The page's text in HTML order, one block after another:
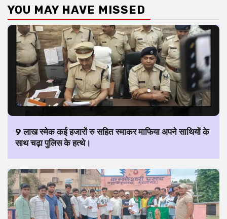
YOU MAY HAVE MISSED
9 लाख स्मेक कई हजारों रु सहित स्माकर माफिया अपने साथियों के
साथ चढ़ा पुलिस के हत्थे।